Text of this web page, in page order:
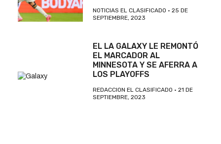
NOTICIAS EL CLASIFICADO
25 DE
SEPTIEMBRE, 2023
EL LA GALAXY LE REMONTÓ
EL MARCADOR AL
MINNESOTA Y SE AFERRA A
LOS PLAYOFFS
REDACCION EL CLASIFICADO
21 DE
SEPTIEMBRE, 2023